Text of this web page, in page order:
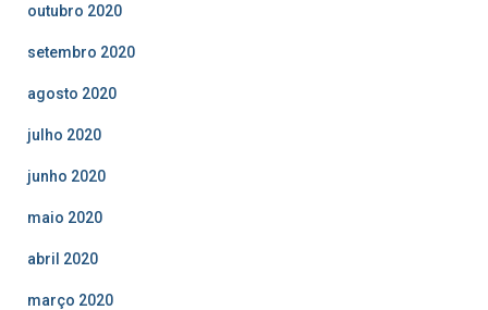
outubro 2020
setembro 2020
agosto 2020
julho 2020
junho 2020
maio 2020
abril 2020
março 2020